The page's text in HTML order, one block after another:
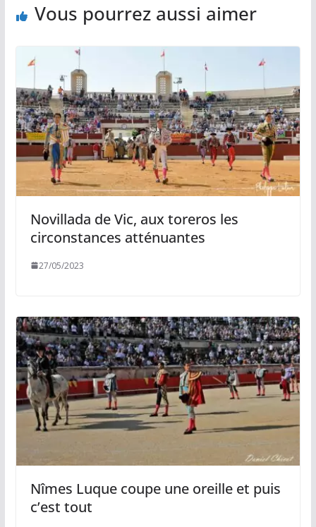
Vous pourrez aussi aimer
Novillada de Vic, aux toreros les
circonstances atténuantes
27/05/2023
Nîmes Luque coupe une oreille et puis
c’est tout